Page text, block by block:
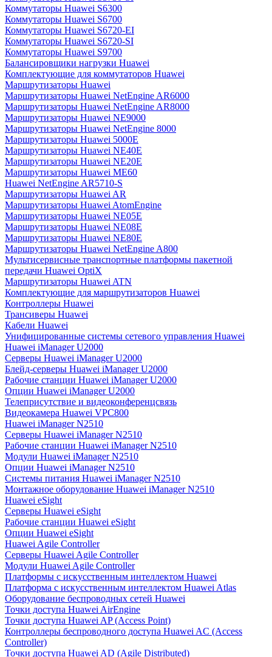
Коммутаторы Huawei S6300
Коммутаторы Huawei S6700
Коммутаторы Huawei S6720-EI
Коммутаторы Huawei S6720-SI
Коммутаторы Huawei S9700
Балансировщики нагрузки Huawei
Комплектующие для коммутаторов Huawei
Маршрутизаторы Huawei
Маршрутизаторы Huawei NetEngine AR6000
Маршрутизаторы Huawei NetEngine AR8000
Маршрутизаторы Huawei NE9000
Маршрутизаторы Huawei NetEngine 8000
Маршрутизаторы Huawei 5000E
Маршрутизаторы Huawei NE40E
Маршрутизаторы Huawei NE20E
Маршрутизаторы Huawei ME60
Huawei NetEngine AR5710-S
Маршрутизаторы Huawei AR
Маршрутизаторы Huawei AtomEngine
Маршрутизаторы Huawei NE05E
Маршрутизаторы Huawei NE08E
Маршрутизаторы Huawei NE80E
Маршрутизаторы Huawei NetEngine A800
Мультисервисные транспортные платформы пакетной
передачи Huawei OptiX
Маршрутизаторы Huawei ATN
Комплектующие для маршрутизаторов Huawei
Контроллеры Huawei
Трансиверы Huawei
Кабели Huawei
Унифицированные системы сетевого управления Huawei
Huawei iManager U2000
Серверы Huawei iManager U2000
Блейд-серверы Huawei iManager U2000
Рабочие станции Huawei iManager U2000
Опции Huawei iManager U2000
Телеприсутствие и видеоконференцсвязь
Видеокамера Huawei VPC800
Huawei iManager N2510
Серверы Huawei iManager N2510
Рабочие станции Huawei iManager N2510
Модули Huawei iManager N2510
Опции Huawei iManager N2510
Системы питания Huawei iManager N2510
Монтажное оборудование Huawei iManager N2510
Huawei eSight
Серверы Huawei eSight
Рабочие станции Huawei eSight
Опции Huawei eSight
Huawei Agile Controller
Серверы Huawei Agile Controller
Модули Huawei Agile Controller
Платформы с искусственным интеллектом Huawei
Платформа с искусственным интеллектом Huawei Atlas
Оборудование беспроводных сетей Huawei
Точки доступа Huawei AirEngine
Точки доступа Huawei AP (Access Point)
Контроллеры беспроводного доступа Huawei AC (Access
Controller)
Точки доступа Huawei AD (Agile Distributed)